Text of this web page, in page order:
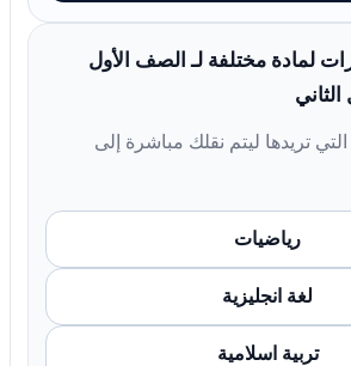
لمادة مختلفة لـ الصف الأول
تريدها ليتم نقلك مباشرة إلى
رياضيات
لغة انجليزية
تربية اسلامية